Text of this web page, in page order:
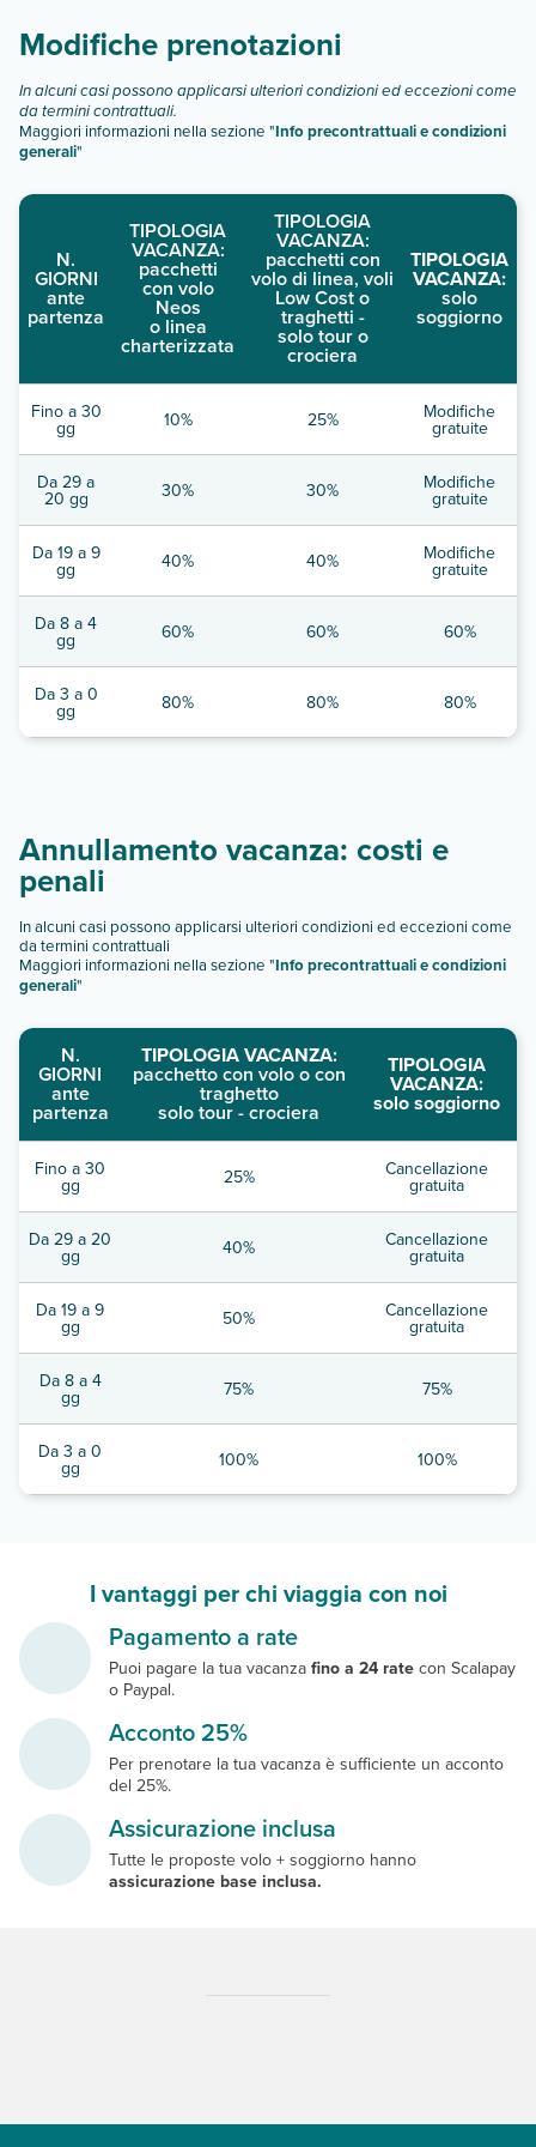
Modifiche prenotazioni
In alcuni casi possono applicarsi ulteriori condizioni ed eccezioni come
da termini contrattuali.
Maggiori informazioni nella sezione "Info precontrattuali e condizioni
generali"
N.
GIORNI
ante
partenza
TIPOLOGIA
VACANZA:
pacchetti
con volo
Neos
o linea
charterizzata
TIPOLOGIA
VACANZA:
pacchetti con
volo di linea, voli
Low Cost o
traghetti -
solo tour o
crociera
TIPOLOGIA
VACANZA:
solo
soggiorno
Fino a 30
gg 10% 25% Modifiche
gratuite
Da 29 a
20 gg 30% 30% Modifiche
gratuite
Da 19 a 9
gg 40% 40% Modifiche
gratuite
Da 8 a 4
gg 60% 60% 60%
Da 3 a 0
gg 80% 80% 80%
Annullamento vacanza: costi e
penali
In alcuni casi possono applicarsi ulteriori condizioni ed eccezioni come
da termini contrattuali
Maggiori informazioni nella sezione "Info precontrattuali e condizioni
generali"
N.
GIORNI
ante
partenza
TIPOLOGIA VACANZA:
pacchetto con volo o con
traghetto
solo tour - crociera
TIPOLOGIA
VACANZA:
solo soggiorno
Fino a 30
gg 25% Cancellazione
gratuita
Da 29 a 20
gg 40% Cancellazione
gratuita
Da 19 a 9
gg 50% Cancellazione
gratuita
Da 8 a 4
gg 75% 75%
Da 3 a 0
gg 100% 100%
I vantaggi per chi viaggia con noi
Pagamento a rate
Puoi pagare la tua vacanza fino a 24 rate con Scalapay
o Paypal.
Acconto 25%
Per prenotare la tua vacanza è sufficiente un acconto
del 25%.
Assicurazione inclusa
Tutte le proposte volo + soggiorno hanno
assicurazione base inclusa.